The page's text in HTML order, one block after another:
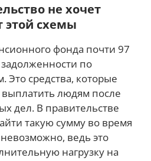
не хочет
этой схемы
фонда почти 97
по
средства, которые
выплатить людям после
дел. В правительстве
такую сумму во время
ведь это
нагрузку на